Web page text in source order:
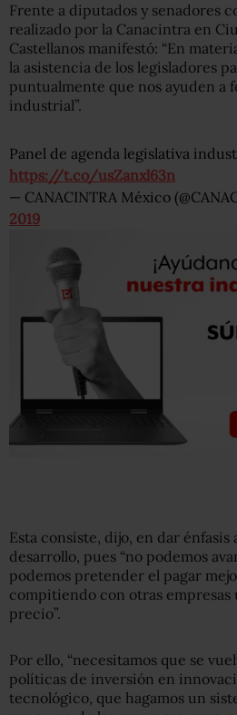
Frente a diputados y senadores
realizado por la Canacintra en
Castellanos manifestó: “En
la asistencia de los legisladores
puntualmente que nos ayuden a
industrial”.
Panel de agenda legislativa
https://t.co/usZanxl63n
— CANACINTRA México
2019
Esta consiste, dijo, en dar énfasis
desarrollo, pues “no podemos
podemos pretender el pagar
compitiendo con otras
precio”.
Por ello, “necesitamos que se
políticas de inversión en
tecnológico, que hagamos un